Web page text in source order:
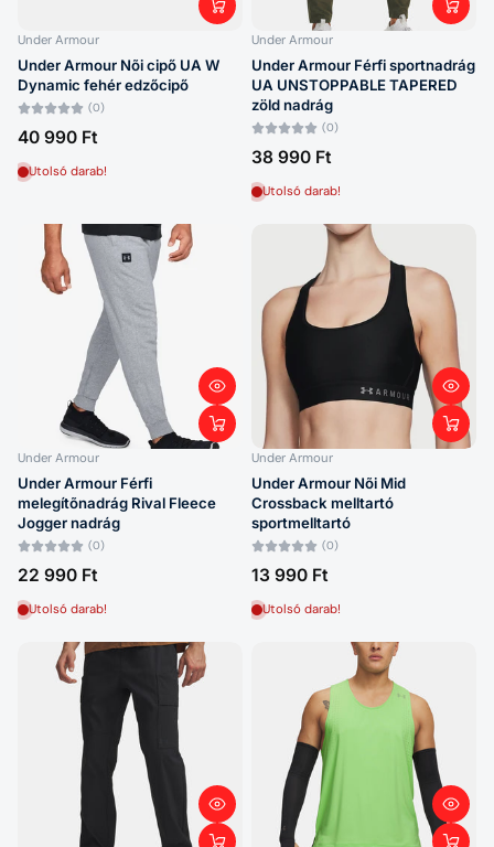
Under Armour
Under Armour Nõi cipő UA W
Dynamic fehér edzőcipő
(0)
40 990 Ft
Utolsó darab!
Under Armour
Under Armour Férfi sportnadrág
UA UNSTOPPABLE TAPERED
zöld nadrág
(0)
38 990 Ft
Utolsó darab!
Under Armour
Under Armour Férfi
melegítõnadrág Rival Fleece
Jogger nadrág
(0)
22 990 Ft
Utolsó darab!
Under Armour
Under Armour Nõi Mid
Crossback melltartó
sportmelltartó
(0)
13 990 Ft
Utolsó darab!